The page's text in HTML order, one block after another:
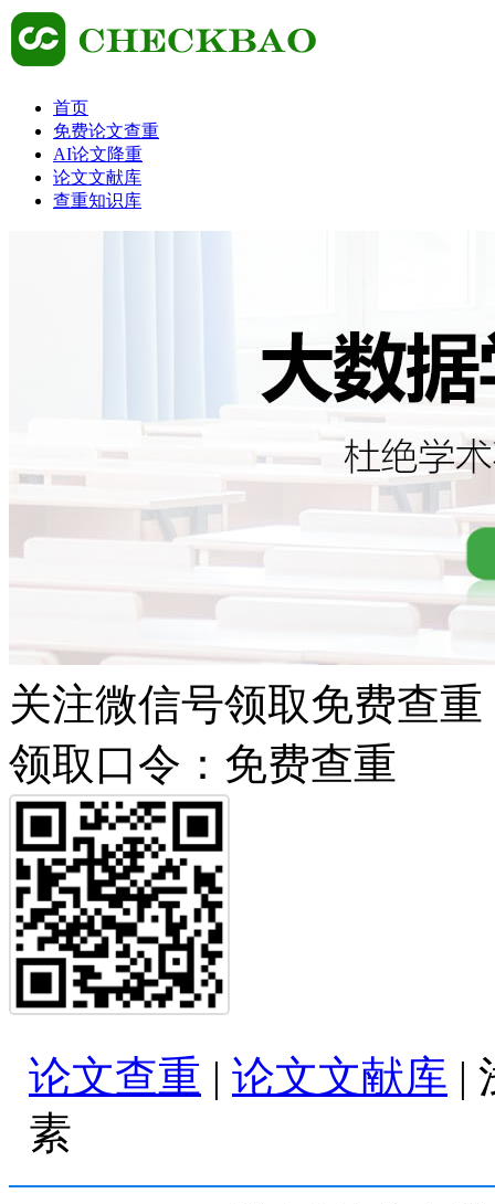
首页
免费论文查重
AI论文降重
论文文献库
查重知识库
关注微信号领取免费查重
领取口令：免费查重
论文查重 | 论文文献库 |
素